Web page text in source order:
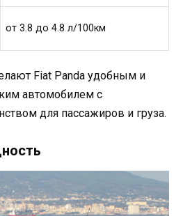
от 3.8 до 4.8 л/100км
Fiat Panda удобным и
автомобилем с
для пассажиров и груза.